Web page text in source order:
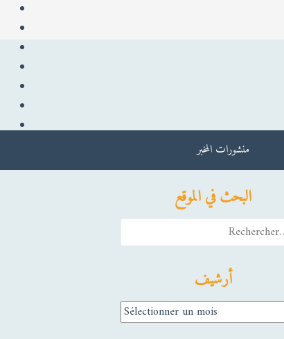
منشورات المخبر
البحث في الموقع
أرشيف
أرشيف